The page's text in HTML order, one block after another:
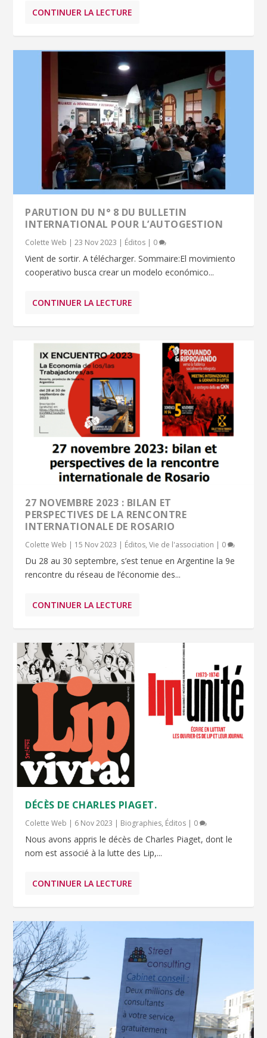
CONTINUER LA LECTURE
PARUTION DU N° 8 DU BULLETIN
INTERNATIONAL POUR L’AUTOGESTION
Colette Web |23 Nov 2023 | Éditos | 0
Vient de sortir. A télécharger. Sommaire:El movimiento
cooperativo busca crear un modelo económico...
CONTINUER LA LECTURE
27 NOVEMBRE 2023 : BILAN ET
PERSPECTIVES DE LA RENCONTRE
INTERNATIONALE DE ROSARIO
Colette Web | 15 Nov 2023 | Éditos,Vie de l'association | 0
Du 28 au 30 septembre, s’est tenue en Argentine la 9e
rencontre du réseau de l’économie des...
CONTINUER LA LECTURE
DÉCÈS DE CHARLES PIAGET.
Colette Web | 6 Nov 2023 | Biographies, Éditos | 0
Nous avons appris le décès de Charles Piaget, dont le
nom est associé à la lutte des Lip,...
CONTINUER LA LECTURE